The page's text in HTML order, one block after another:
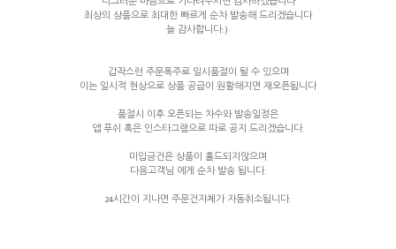
최상의 상품으로 최대한 빠르게 순차 발송해 드리겠습니다
늘 감사합니다:)
갑작스런 주문폭주로 일시품절이 될 수 있으며
이는 일시적 현상으로 상품 공급이 원활해지면 재오픈됩니다
품절시 이후 오픈되는 차수와 발송일정은
앱 푸쉬 혹은 인스타그램으로 따로 공지 드리겠습니다.
미입금건은 상품이 홀드되지않으며
다음고객님 에게 순차 발송 됩니다.
24시간이 지나면 주문건자체가 자동취소됩니다.